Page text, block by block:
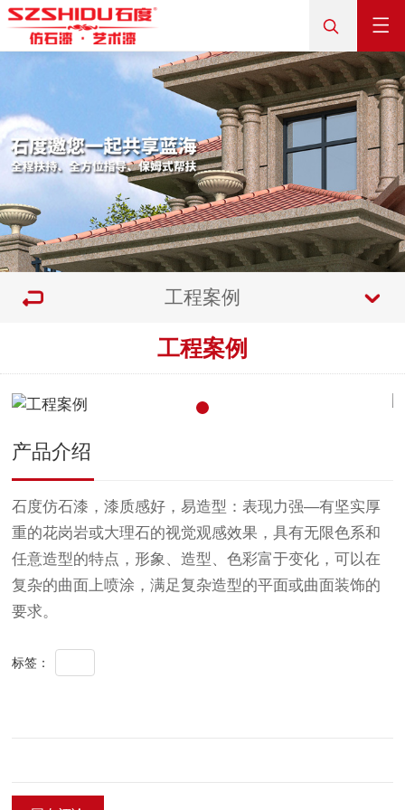
工程案例
工程案例
产品介绍
石度仿石漆，漆质感好，易造型：表现力强—有坚实厚
重的花岗岩或大理石的视觉观感效果，具有无限色系和
任意造型的特点，形象、造型、色彩富于变化，可以在
复杂的曲面上喷涂，满足复杂造型的平面或曲面装饰的
要求。
标签：